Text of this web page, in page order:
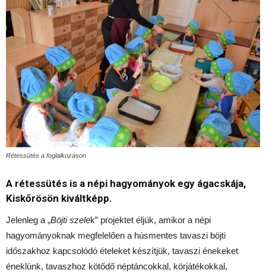
Rétessütés a foglalkozáson
A rétessütés is a népi hagyományok egy ágacskája,
Kiskőrösön kiváltképp.
Jelenleg a „Böjti szelek” projektet éljük, amikor a népi
hagyományoknak megfelelően a húsmentes tavaszi böjti
időszakhoz kapcsolódó ételeket készítjük, tavaszi énekeket
éneklünk, tavaszhoz kötődő néptáncokkal, körjátékokkal,